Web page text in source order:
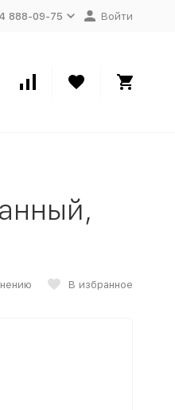
888-09-75 Войти
В избранное